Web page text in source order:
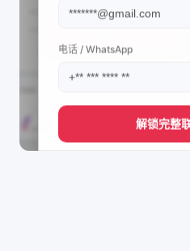
电话 / WhatsApp
解锁完整